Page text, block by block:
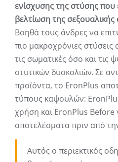
ενίσχυσης της στύσης που
βελτίωση της
Βοηθά τους άνδρες να
πιο μακροχρόνιες στύσεις
τις σωματικές όσο και τις
στυτικών δυσκολιών. Σε
προϊόντα, το EronPlus
τύπους καψουλών:
χρήση και EronPlus Before
αποτελέσματα πριν από
Αυτός ο περιεκτικός